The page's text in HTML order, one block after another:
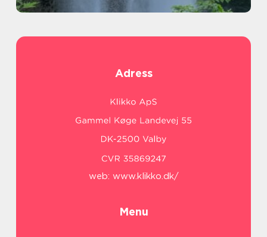
Adress
web: www.klikko.dk/
Menu